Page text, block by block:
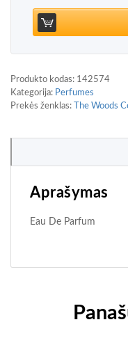
Produkto kodas: 142574
Kategorija: Perfumes
Prekės ženklas:
The Woods
Aprašymas
Eau De Parfum